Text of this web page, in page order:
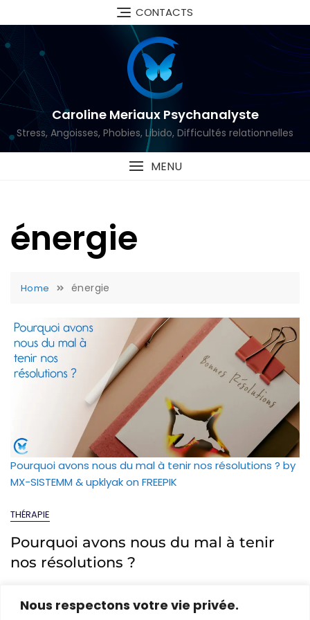
Nous respectons votre vie privée.
to
content
CONTACTS
Caroline Meriaux Psychanalyste
Stress, Angoisses, Phobies, Libido, Difficultés relationnelles
MENU
énergie
Home énergie
Pourquoi avons nous du mal à tenir nos résolutions ? by
MX-SISTEMM & upklyak on FREEPIK
THÉRAPIE
Pourquoi avons nous du mal à tenir
nos résolutions ?
Cet article traite d’un concept fondamental de la